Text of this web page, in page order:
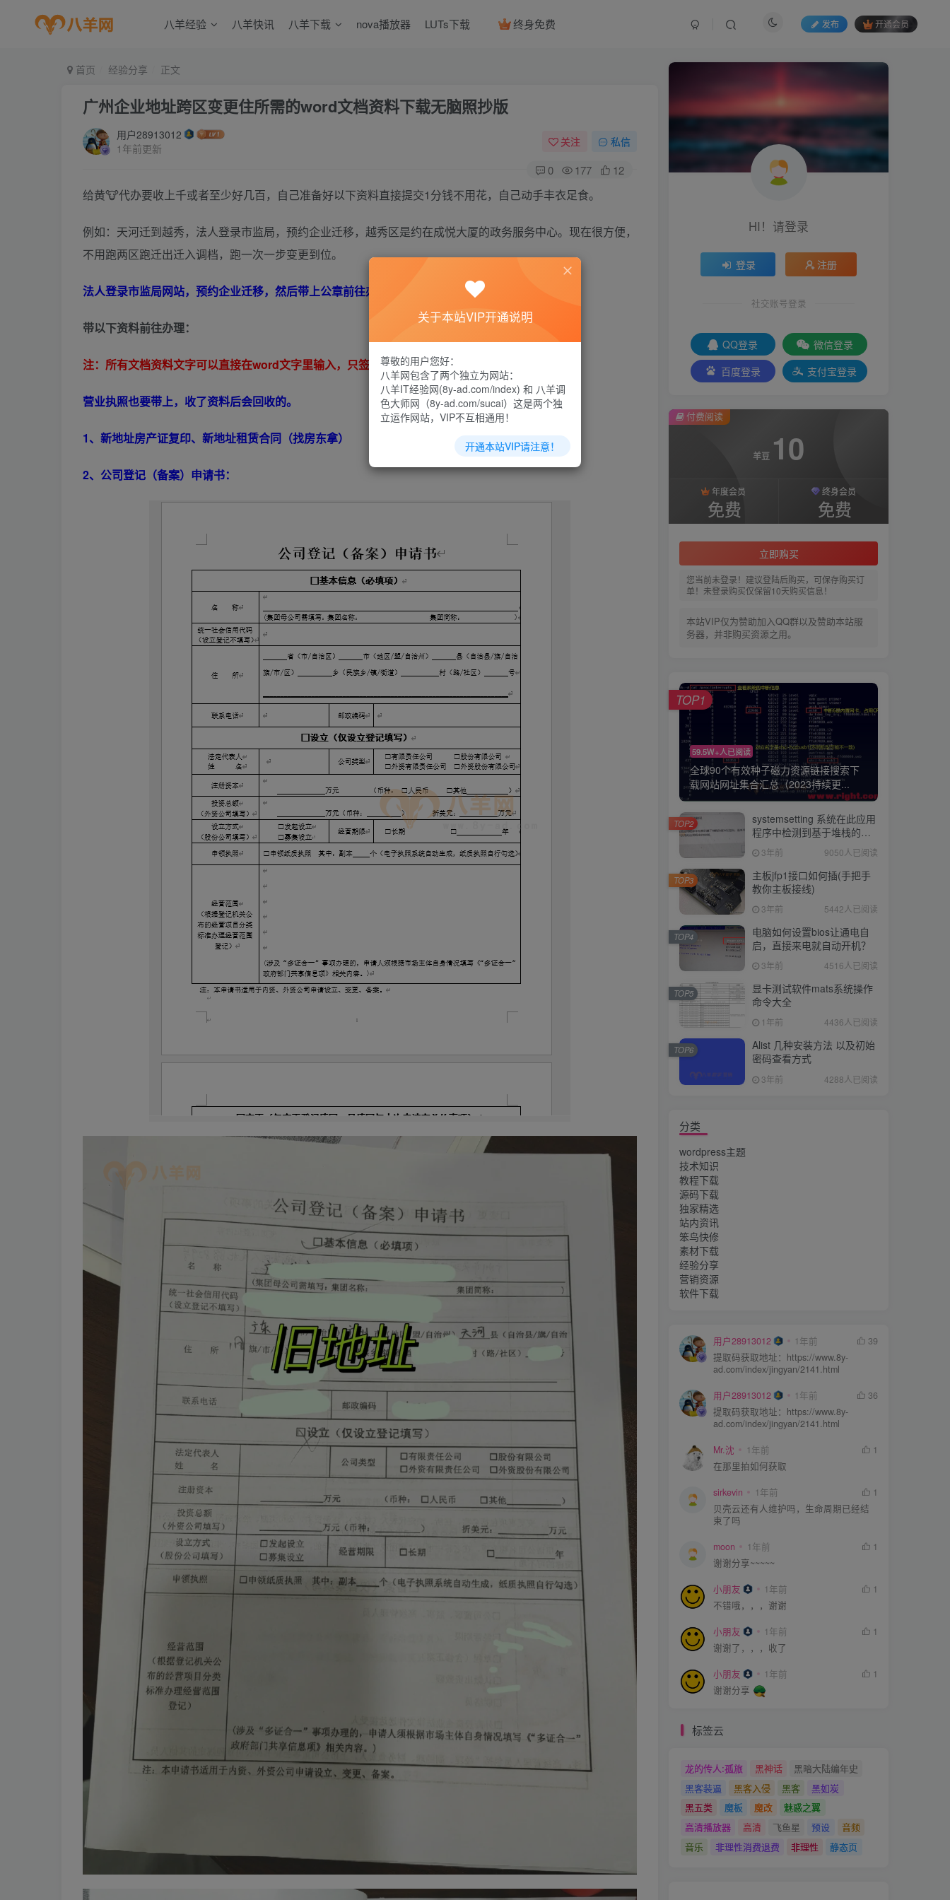
八羊经验 八羊快讯 八羊下载 nova播放器 LUTs下载 终身免费 发布 开通会员
首页 经验分享 正文
广州企业地址跨区变更住所需的word文档资料下载无脑照抄版
用户28913012
1年前更新
关注 私信
0 177 12
给黄🐮代办要收上千或者至少好几百，自己准备好以下资料直接提交1分钱不用花，自己动手丰衣足食。
例如：天河迁到越秀，法人登录市监局，预约企业迁移，越秀区是约在成悦大厦的政务服务中心。现在很方便，
不用跑两区跑迁出迁入调档，跑一次一步变更到位。
法人登录市监局网站，预约企业迁移，然后带上公章前往办理。
带以下资料前往办理：
注：所有文档资料文字可以直接在word文字里输入，只签名手写即可。
营业执照也要带上，收了资料后会回收的。
1、新地址房产证复印、新地址租赁合同（找房东拿）
2、公司登记（备案）申请书：
HI！请登录
登录 注册
社交账号登录
QQ登录
微信登录
百度登录
支付宝登录
付费阅读
羊豆 10
年度会员
免费
终身会员
免费
立即购买
您当前未登录！建议登陆后购买，可保存购买订
单！未登录购买仅保留10天购买信息！
本站VIP仅为赞助加入QQ群以及赞助本站服
务器，并非购买资源之用。
59.5W+人已阅读
全球90个有效种子磁力资源链接搜索下
载网站网址集合汇总（2023持续更...
TOP1
systemsetting 系统在此应用
程序中检测到基于堆栈的缓
冲区溢出BUG修复工具下载
彻底解决
3年前 9050人已阅读
TOP2
主板jfp1接口如何插(手把手
教你主板接线)
3年前 5442人已阅读
TOP3
电脑如何设置bios让通电自
启，直接来电就自动开机？
3年前 4516人已阅读
TOP4
显卡测试软件mats系统操作
命令大全
1年前 4436人已阅读
TOP5
Alist 几种安装方法 以及初始
密码查看方式
3年前 4288人已阅读
TOP6
分类
wordpress主题
技术知识
教程下载
源码下载
独家精选
站内资讯
笨鸟快修
素材下载
经验分享
营销资源
软件下载
用户28913012 1年前
39
提取码获取地址：https://www.8y-
ad.com/index/jingyan/2141.html
用户28913012 1年前
36
提取码获取地址：https://www.8y-
ad.com/index/jingyan/2141.html
Mr.沈 1年前
1
在那里拍如何获取
sirkevin 1年前
1
贝壳云还有人维护吗，生命周期已经结
束了吗
moon 1年前
1
谢谢分享~~~~~
小朋友 1年前
1
不错哦，，，谢谢
小朋友 1年前
1
谢谢了，，，收了
小朋友 1年前
1
谢谢分享
标签云
龙的传人:孤旅 黑神话
黑暗大陆编年史
黑客装逼
黑客入侵 黑客
黑如炭
黑五类
魔板 魔改
魅惑之翼
高清播放器
高清 飞鱼星 预设
音频
音乐
非理性消费退费 非理性 静态页
关于本站VIP开通说明
尊敬的用户您好：
八羊网包含了两个独立为网站：
八羊IT经验网(8y-ad.com/index) 和 八羊调
色大师网（8y-ad.com/sucai）这是两个独
立运作网站，VIP不互相通用！
开通本站VIP请注意！